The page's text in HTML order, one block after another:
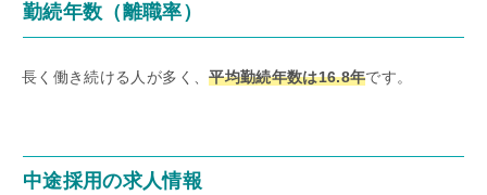
勤続年数（離職率）
長く働き続ける人が多く、平均勤続年数は16.8年です。
中途採用の求人情報